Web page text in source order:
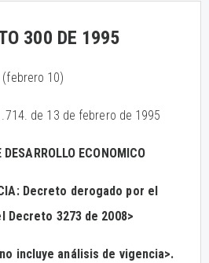
300 DE 1995
(febrero 10)
de 13 de febrero de 1995
ECONOMICO
Decreto derogado por el
Decreto 3273 de 2008>
incluye análisis de vigencia>.